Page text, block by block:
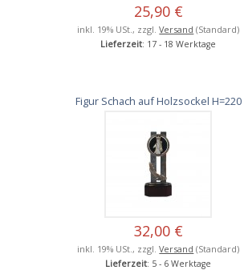
25,90 €
inkl. 19% USt., zzgl.Versand (Standard)
Lieferzeit: 17 - 18 Werktage
Figur Schach auf Holzsockel H=220
32,00 €
inkl. 19% USt., zzgl.Versand (Standard)
Lieferzeit: 5 - 6 Werktage